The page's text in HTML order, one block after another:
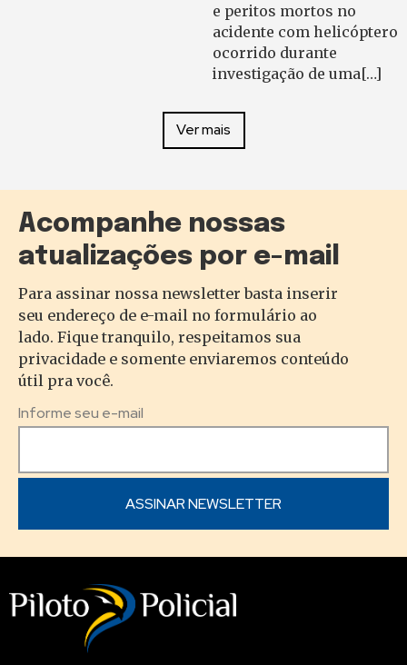
e peritos mortos no
acidente com helicóptero
ocorrido durante
investigação de uma[…]
Ver mais
Acompanhe nossas
atualizações por e-mail
Para assinar nossa newsletter basta inserir
seu endereço de e-mail no formulário ao
lado. Fique tranquilo, respeitamos sua
privacidade e somente enviaremos conteúdo
útil pra você.
Informe seu e-mail